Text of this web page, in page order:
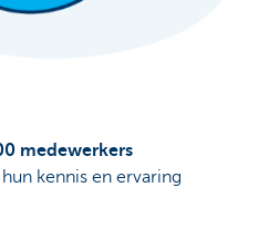
medewerkers
kennis en ervaring